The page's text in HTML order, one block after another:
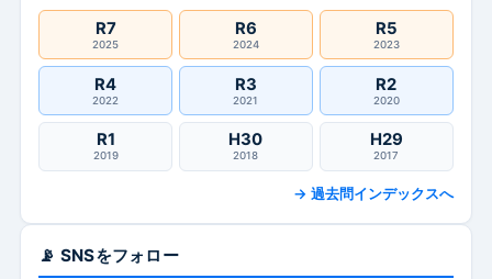
R7
2025
R6
2024
R5
2023
R4
2022
R3
2021
R2
2020
R1
2019
H30
2018
H29
2017
→ 過去問インデックスへ
📡 SNSをフォロー